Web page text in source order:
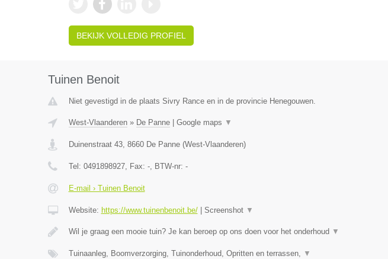
BEKIJK VOLLEDIG PROFIEL
Tuinen Benoit
Niet gevestigd in de plaats Sivry Rance en in de provincie Henegouwen.
West-Vlaanderen» De Panne| Google maps ▼
Duinenstraat 43, 8660 De Panne(West-Vlaanderen)
Tel: 0491898927, Fax: -, BTW-nr: -
E-mail › Tuinen Benoit
Website: https://www.tuinenbenoit.be/| Screenshot ▼
Wil je graag een mooie tuin? Je kan beroep op ons doen voor het onderhoud ▼
Tuinaanleg, Boomverzorging, Tuinonderhoud, Opritten en terrassen, ▼